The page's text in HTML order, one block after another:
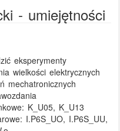
- umiejętności
eksperymenty
wielkości elektrycznych
mechatronicznych
K_U05, K_U13
I.P6S_UO, I.P6S_UU,